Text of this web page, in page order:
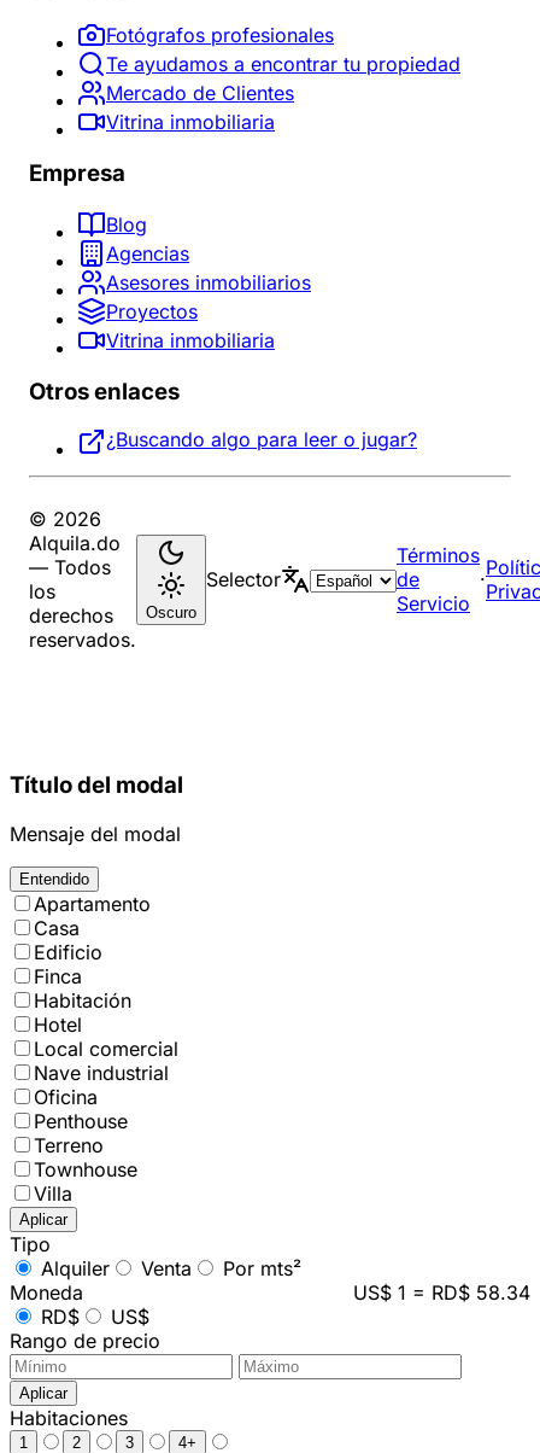
Fotógrafos profesionales
Te ayudamos a encontrar tu propiedad
Mercado de Clientes
Vitrina inmobiliaria
Empresa
Blog
Agencias
Asesores inmobiliarios
Proyectos
Vitrina inmobiliaria
Otros enlaces
¿Buscando algo para leer o jugar?
© 2026
Alquila.do
— Todos
los
derechos
reservados.
Oscuro
Selector
Términos
de
Servicio
·
Título del modal
Mensaje del modal
Entendido
Apartamento
Casa
Edificio
Finca
Habitación
Hotel
Local comercial
Nave industrial
Oficina
Penthouse
Terreno
Townhouse
Villa
Aplicar
Tipo
Alquiler
Venta
Por mts²
Moneda
US$ 1 = RD$ 58.34
RD$
US$
Rango de precio
Aplicar
Habitaciones
1 2 3 4+